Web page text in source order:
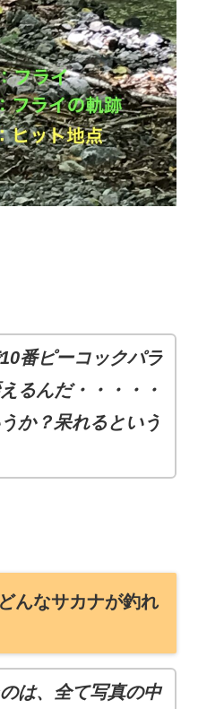
番ピーコックパラ
るんだ・・・・・
か？呆れるという
んなサカナが釣れ
は、全て写真の中